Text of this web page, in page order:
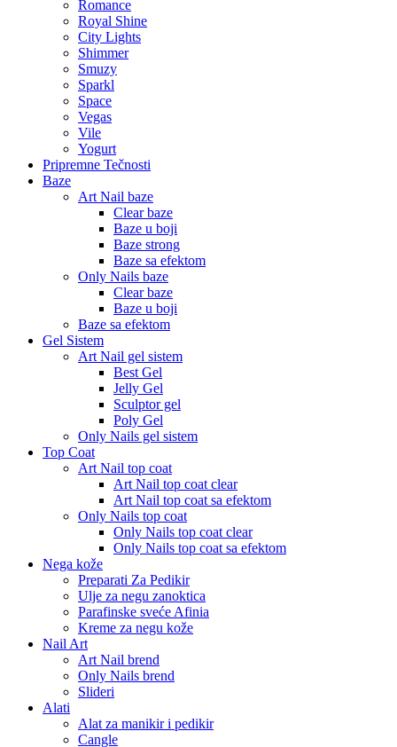
Romance
Royal Shine
City Lights
Shimmer
Smuzy
Sparkl
Space
Vegas
Vile
Yogurt
Pripremne Tečnosti
Baze
Art Nail baze
Clear baze
Baze u boji
Baze strong
Baze sa efektom
Only Nails baze
Clear baze
Baze u boji
Baze sa efektom
Gel Sistem
Art Nail gel sistem
Best Gel
Jelly Gel
Sculptor gel
Poly Gel
Only Nails gel sistem
Top Coat
Art Nail top coat
Art Nail top coat clear
Art Nail top coat sa efektom
Only Nails top coat
Only Nails top coat clear
Only Nails top coat sa efektom
Nega kože
Preparati Za Pedikir
Ulje za negu zanoktica
Parafinske sveće Afinia
Kreme za negu kože
Nail Art
Art Nail brend
Only Nails brend
Slideri
Alati
Alat za manikir i pedikir
Cangle